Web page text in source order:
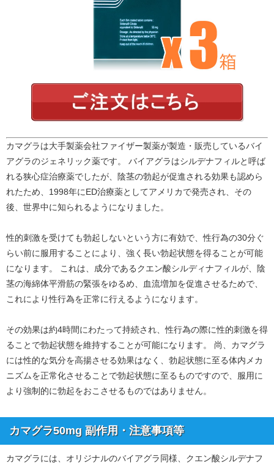
カマグラは大手製薬会社ファイザー製薬が製造・販売しているバイ
アグラのジェネリック薬です。 バイアグラはシルデナフィルと呼ば
れる狭心症治療薬でしたが、陰茎の勃起が促進される効果も認めら
れたため、1998年にED治療薬としてアメリカで発売され、その
後、世界中に知られるようになりました。
性的刺激を受けても勃起しないという方に有効で、性行為の30分ぐ
らい前に服用することにより、強く長い勃起状態を得ることが可能
になります。 これは、成分であるクエン酸シルディナフィルが、陰
茎の海綿体平滑筋の緊張をゆるめ、血流増加を促進させるためで、
これにより性行為を正常に行えるようになります。
その効果は約4時間にわたって持続され、性行為の際に性的刺激を得
ることで勃起状態を維持することが可能になります。 尚、カマグラ
には性的な気分を高揚させる効果はなく、勃起状態に至る体内メカ
ニズムを正常化させることで勃起状態に至るものですので、服用に
より強制的に勃起をおこさせるものではありません。
カマグラ50mg 副作用・注意事項等
カマグラには、オリジナルのバイアグラ同様、クエン酸シルデナフ